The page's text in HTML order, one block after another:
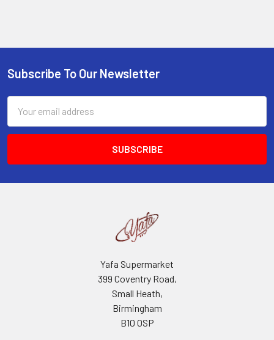
Footer
Subscribe To Our Newsletter
Address
Yafa Supermarket
399 Coventry Road,
Small Heath,
Birmingham
B10 0SP